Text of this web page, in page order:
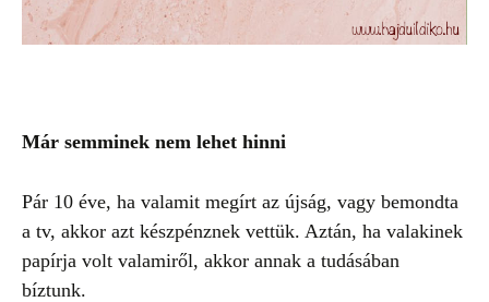
Már semminek nem lehet hinni
Pár 10 éve, ha valamit megírt az újság, vagy bemondta
a tv, akkor azt készpénznek vettük. Aztán, ha valakinek
papírja volt valamiről, akkor annak a tudásában
bíztunk.